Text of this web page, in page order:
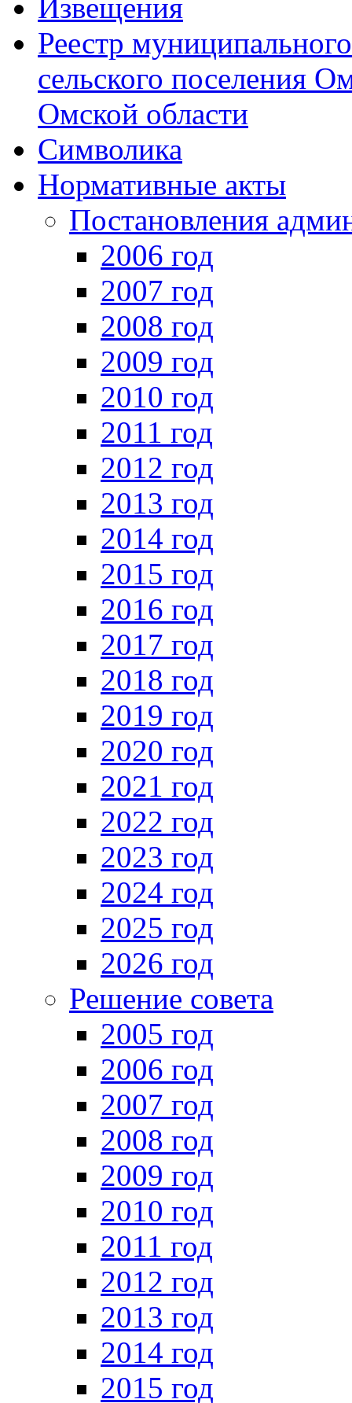
Извещения
Реестр
сельского поселения
Омской области
Символика
Нормативные акты
Постановления
2006 год
2007 год
2008 год
2009 год
2010 год
2011 год
2012 год
2013 год
2014 год
2015 год
2016 год
2017 год
2018 год
2019 год
2020 год
2021 год
2022 год
2023 год
2024 год
2025 год
2026 год
Решение совета
2005 год
2006 год
2007 год
2008 год
2009 год
2010 год
2011 год
2012 год
2013 год
2014 год
2015 год